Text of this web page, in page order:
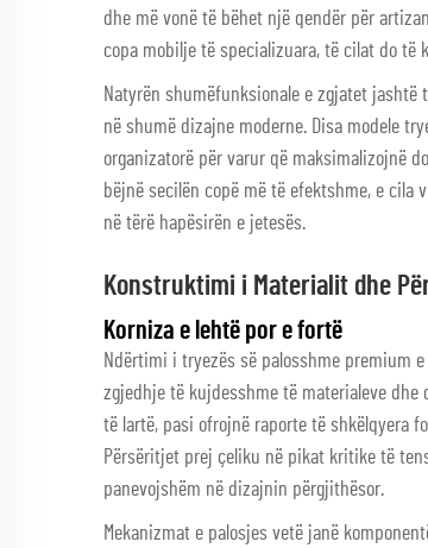
dhe më vonë të bëhet një qendër për
copa mobilje të specializuara, të cilat do
Natyrën shumëfunksionale e zgjatet
në shumë dizajne moderne. Disa modele
organizatorë për varur që maksimalizojnë
bëjnë secilën copë më të efektshme, e cila
në tërë hapësirën e jetesës.
Konstruktimi i Materialit dhe
Korniza e lehtë por e fortë
Ndërtimi i tryezës së palosshme premium
zgjedhje të kujdesshme të materialeve
të lartë, pasi ofrojnë raporte të shkëlqyera
Përsëritjet prej çeliku në pikat kritike të
panevojshëm në dizajnin përgjithësor.
Mekanizmat e palosjes vetë janë